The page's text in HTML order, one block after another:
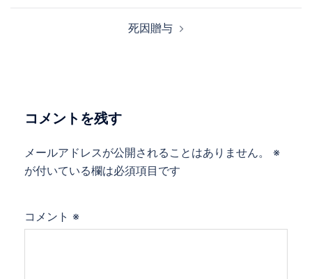
ョ
死因贈与
コメントを残す
メールアドレスが公開されることはありません。
※
が付いている欄は必須項目です
コメント ※